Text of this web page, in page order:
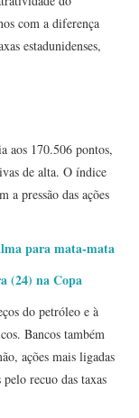
com a diferença
estadunidenses,
aos 170.506 pontos,
de alta. O índice
a pressão das ações
para mata-mata
(24) na Copa
do petróleo e à
Bancos também
ações mais ligadas
recuo das taxas